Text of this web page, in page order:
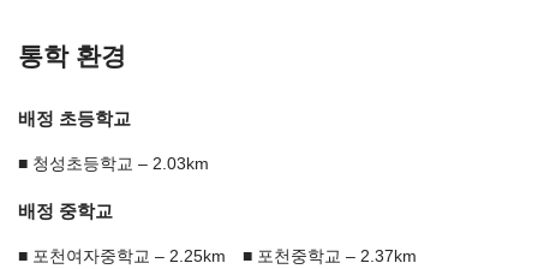
통학 환경
배정 초등학교
청성초등학교 – 2.03km
배정 중학교
포천여자중학교 – 2.25km 포천중학교 – 2.37km